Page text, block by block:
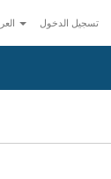
تسجيل الدخول